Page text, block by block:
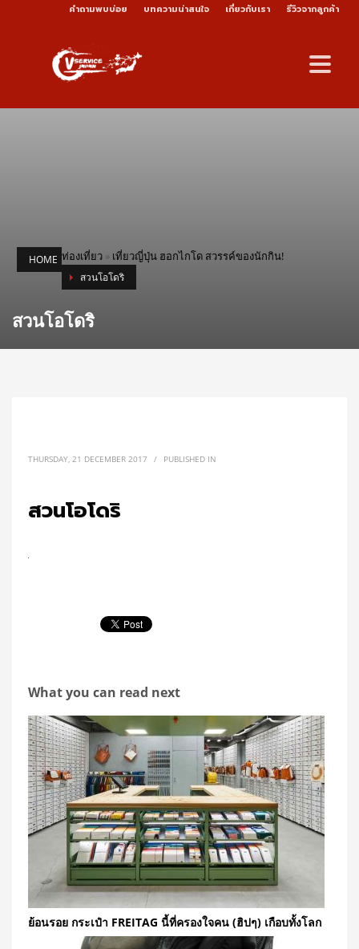
คำถามพบบ่อย บทความน่าสนใจ เกี่ยวกับเรา รีวิวจากลูกค้า
HOME ท่องเที่ยว » เที่ยวญี่ปุ่น ฮอกไกโด สวรรค์ของนักกิน!
สวนโอโดริ
สวนโอโดริ
THURSDAY, 21 DECEMBER 2017 / PUBLISHED IN
สวนโอโดริ
What you can read next
ย้อนรอย กระเป๋า FREITAG นี้ที่ครองใจคน (ฮิปๆ) เกือบทั้งโลก